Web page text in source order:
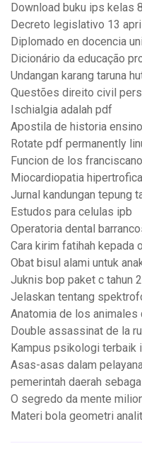
Download buku ips kelas
Decreto legislativo 13
Diplomado en docencia
Dicionário da educação
Undangan karang taruna
Questões direito civil
Ischialgia adalah pdf
Apostila de historia
Rotate pdf permanently
Funcion de los
Miocardiopatia
Jurnal kandungan tepung
Estudos para celulas ipb
Operatoria dental
Cara kirim fatihah kepada
Obat bisul alami untuk
Juknis bop paket c tahun
Jelaskan tentang
Anatomia de los
Double assassinat de la
Kampus psikologi terbaik
Asas-asas dalam
pemerintah daerah
O segredo da mente
Materi bola geometri